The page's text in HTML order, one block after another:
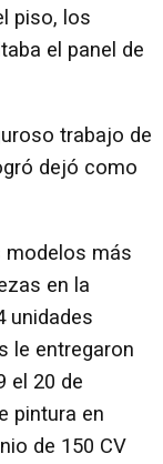
piso, los
el panel de
trabajo de
dejó como
modelos más
en la
unidades
le entregaron
el 20 de
pintura en
de 150 CV